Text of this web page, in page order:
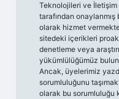
Teknolojileri ve İletişim
tarafından onaylanmış
olarak hizmet
sitedeki içerikleri
denetleme veya
yükümlülüğümüz
Ancak, üyelerimiz
sorumluluğunu
olarak bu sorumluluğu